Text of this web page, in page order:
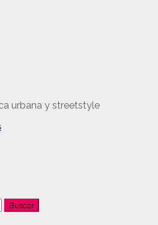
urbana y streetstyle